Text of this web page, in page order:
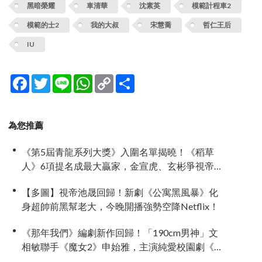
黑暗榮耀 車清華 沈素英 模範計程車2
模範的士2 我的大叔 宋慧喬 哲仁王后
IU
Facebook
TwitterLine WhatsApp
Copy
Link
為您推薦
《第5屆青龍系列大獎》入圍名單揭曉！《稻草
人》6項提名成最大贏家，金宣虎、玄彬爭視帝，
【多圖】視帝池晟回歸！新劇《公寓黑風暴》化
身超帥前黑幫老大，今晚開播強勢空降Netflix！
《那年我們》編劇新作回歸！「190cm男神」文
相敏聯手《魔女2》申始雅，主演純愛校園劇《請